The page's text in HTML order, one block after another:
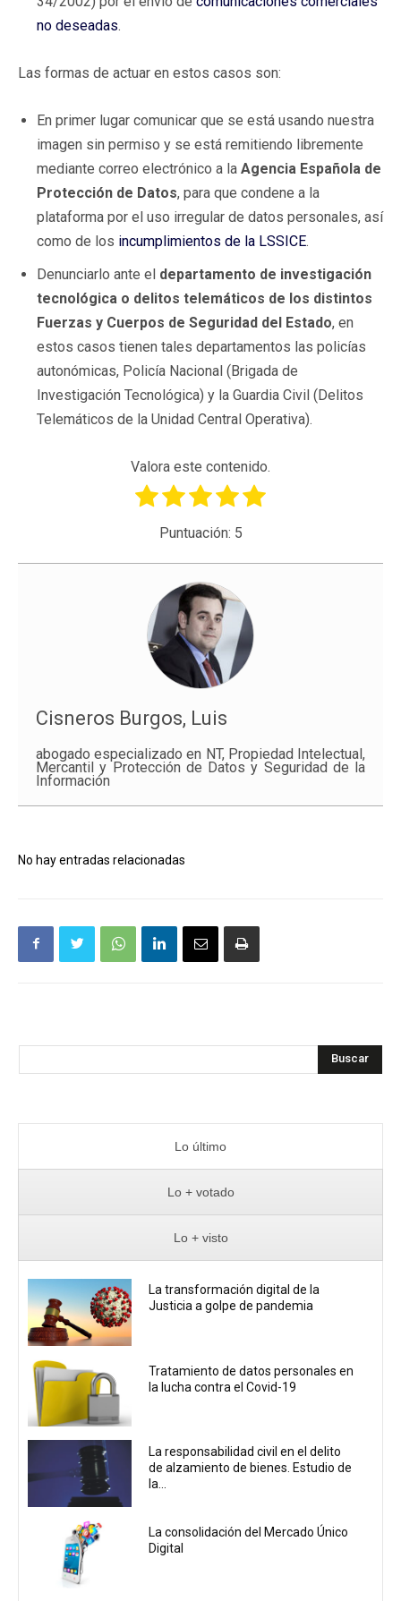
no deseadas.
Las formas de actuar en estos casos son:
En primer lugar comunicar que se está usando nuestra
imagen sin permiso y se está remitiendo libremente
mediante correo electrónico a la Agencia Española de
Protección de Datos, para que condene a la
plataforma por el uso irregular de datos personales, así
como de los incumplimientos de la LSSICE.
Denunciarlo ante el departamento de investigación
tecnológica o delitos telemáticos de los distintos
Fuerzas y Cuerpos de Seguridad del Estado, en
estos casos tienen tales departamentos las policías
autonómicas, Policía Nacional (Brigada de
Investigación Tecnológica) y la Guardia Civil (Delitos
Telemáticos de la Unidad Central Operativa).
Valora este contenido.
Puntuación: 5
Cisneros Burgos, Luis
abogado especializado en NT, Propiedad Intelectual,
Mercantil y Protección de Datos y Seguridad de la
Información
No hay entradas relacionadas
Buscar
Lo último
Lo + votado
Lo + visto
La transformación digital de la
Justicia a golpe de pandemia
Tratamiento de datos personales en
la lucha contra el Covid-19
La responsabilidad civil en el delito
de alzamiento de bienes. Estudio de
la...
La consolidación del Mercado Único
Digital